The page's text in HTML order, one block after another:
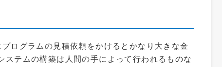
ログラムの見積依頼をかけるとかなり大きな金
テムの構築は人間の手によって行われるものな